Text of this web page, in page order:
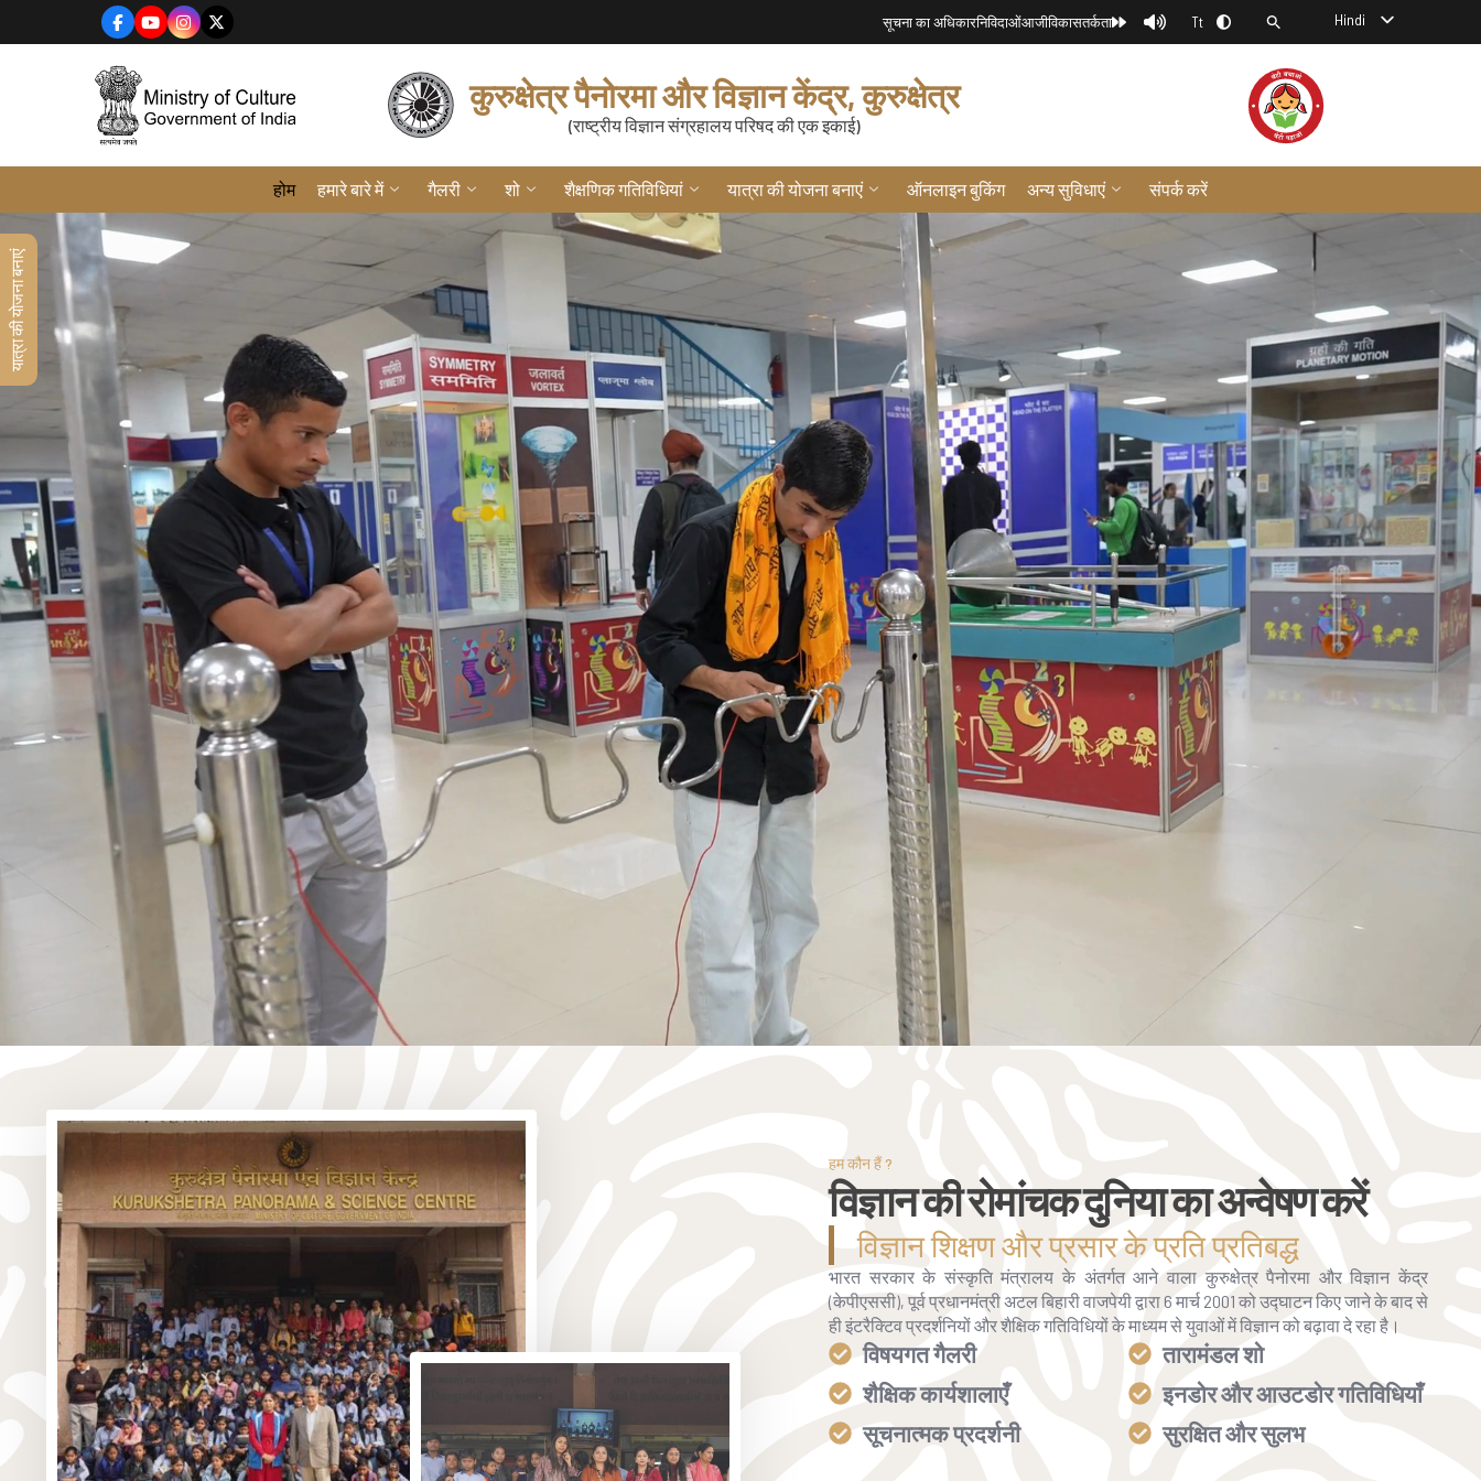
सूचना का अधिकारनिविदाओंआजीविकासतर्कता Tt Hindi
कुरुक्षेत्र पैनोरमा और विज्ञान केंद्र, कुरुक्षेत्र
(राष्ट्रीय विज्ञान संग्रहालय परिषद की एक इकाई)
होम हमारे बारे में गैलरी शो शैक्षणिक गतिविधियां यात्रा की योजना बनाएं ऑनलाइन बुकिंग अन्य सुविधाएं संपर्क करें
हम कौन हैं ?
विज्ञान की रोमांचक दुनिया का अन्वेषण करें
विज्ञान शिक्षण और प्रसार के प्रति प्रतिबद्ध
भारत सरकार के संस्कृति मंत्रालय के अंतर्गत आने वाला कुरुक्षेत्र पैनोरमा और विज्ञान केंद्र
(केपीएससी), पूर्व प्रधानमंत्री अटल बिहारी वाजपेयी द्वारा 6 मार्च 2001 को उद्घाटन किए जाने के बाद से
ही इंटरैक्टिव प्रदर्शनियों और शैक्षिक गतिविधियों के माध्यम से युवाओं में विज्ञान को बढ़ावा दे रहा है।
विषयगत गैलरी
शैक्षिक कार्यशालाएँ
सूचनात्मक प्रदर्शनी
तारामंडल शो
इनडोर और आउटडोर गतिविधियाँ
सुरक्षित और सुलभ
यात्रा की योजना बनाएं